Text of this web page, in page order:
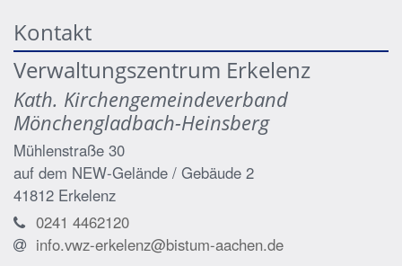
Kontakt
Verwaltungszentrum Erkelenz
Kath. Kirchengemeindeverband
Mönchengladbach-Heinsberg
Mühlenstraße 30
auf dem NEW-Gelände / Gebäude 2
41812 Erkelenz
0241 4462120
info.vwz-erkelenz@bistum-aachen.de